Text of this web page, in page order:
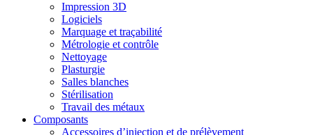
Impression 3D
Logiciels
Marquage et traçabilité
Métrologie et contrôle
Nettoyage
Plasturgie
Salles blanches
Stérilisation
Travail des métaux
Composants
Accessoires d’injection et de prélèvement